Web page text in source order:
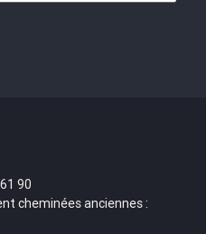
90
cheminées anciennes :